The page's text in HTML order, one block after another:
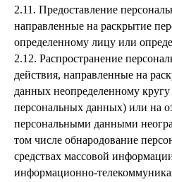
2.11. Предоставление
направленные на раскрытие
определенному лицу или
2.12. Распространение
действия, направленные на
данных неопределенному кругу
персональных данных) или на
персональными данными
том числе обнародование
средствах массовой
информационно-